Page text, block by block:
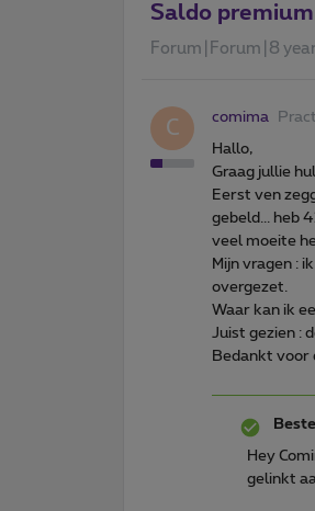
Saldo
Forum|Forum|8
C comima
Hallo,
Graag jullie
Eerst ven
gebeld... heb
veel moeite
Mijn vragen :
overgezet.
Waar kan ik
Juist gezien :
Bedankt voor
Hey
gelinkt